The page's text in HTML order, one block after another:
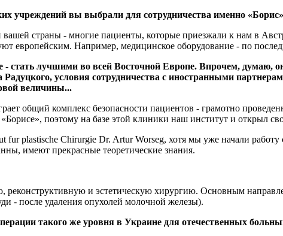
учреждений вы выбрали для сотрудничества именно
вашей страны - многие пациенты, которые приезжали к нам в
европейским. Например, медицинское оборудование - по
- стать лучшими во всей Восточной Европе. Впрочем, думаю,
условия сотрудничества с иностранными
величины...
общий комплекс безопасности пациентов - грамотно
поэтому на базе этой клиники наш институт и открыл
fur plastische Chirurgie Dr. Artur Worseg, хотя мы уже начали
имеют прекрасные теоретические знания.
и эстетическую хирургию. Основным
- после удаления опухолей молочной железы).
такого же уровня в Украине для отечественных